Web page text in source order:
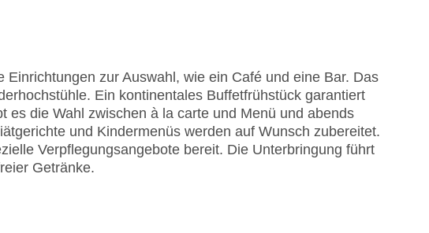
zur Auswahl, wie ein Café und eine Bar. Das
Ein kontinentales Buffetfrühstück garantiert
es die Wahl zwischen à la carte und Menü und abends
und Kindermenüs werden auf Wunsch zubereitet.
Verpflegungsangebote bereit. Die Unterbringung führt
Getränke.